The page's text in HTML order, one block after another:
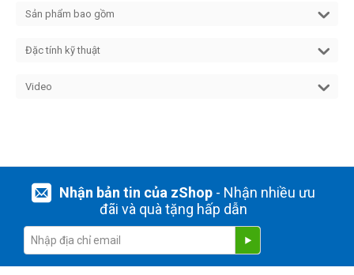
Sản phẩm bao gồm
Đặc tính kỹ thuật
Video
Nhận bản tin của zShop- Nhận nhiều ưu
đãi và quà tặng hấp dẫn